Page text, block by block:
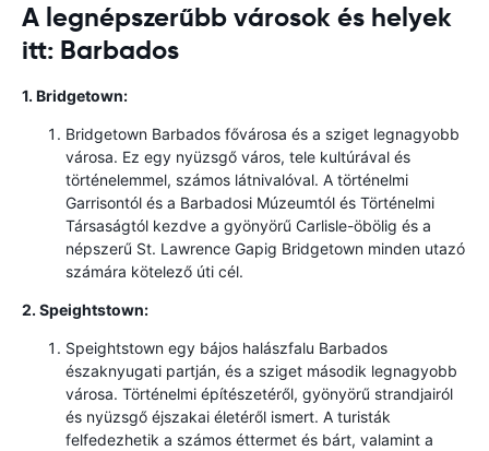
A legnépszerűbb városok és helyek
itt: Barbados
1. Bridgetown:
Bridgetown Barbados fővárosa és a sziget legnagyobb
városa. Ez egy nyüzsgő város, tele kultúrával és
történelemmel, számos látnivalóval. A történelmi
Garrisontól és a Barbadosi Múzeumtól és Történelmi
Társaságtól kezdve a gyönyörű Carlisle-öbölig és a
népszerű St. Lawrence Gapig Bridgetown minden utazó
számára kötelező úti cél.
2. Speightstown:
Speightstown egy bájos halászfalu Barbados
északnyugati partján, és a sziget második legnagyobb
városa. Történelmi építészetéről, gyönyörű strandjairól
és nyüzsgő éjszakai életéről ismert. A turisták
felfedezhetik a számos éttermet és bárt, valamint a